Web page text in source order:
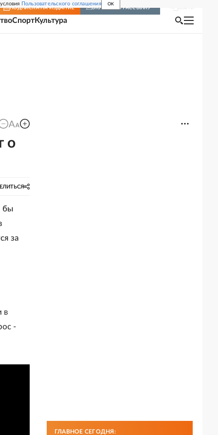
Пользовательского соглашения OK
ПОДПИСКА НА ИЗДАНИЕ ВКЛЮЧИТЬ РАССЫЛКУ
СпортКультура
о
бы
за
в
-
ГЛАВНОЕ СЕГОДНЯ: